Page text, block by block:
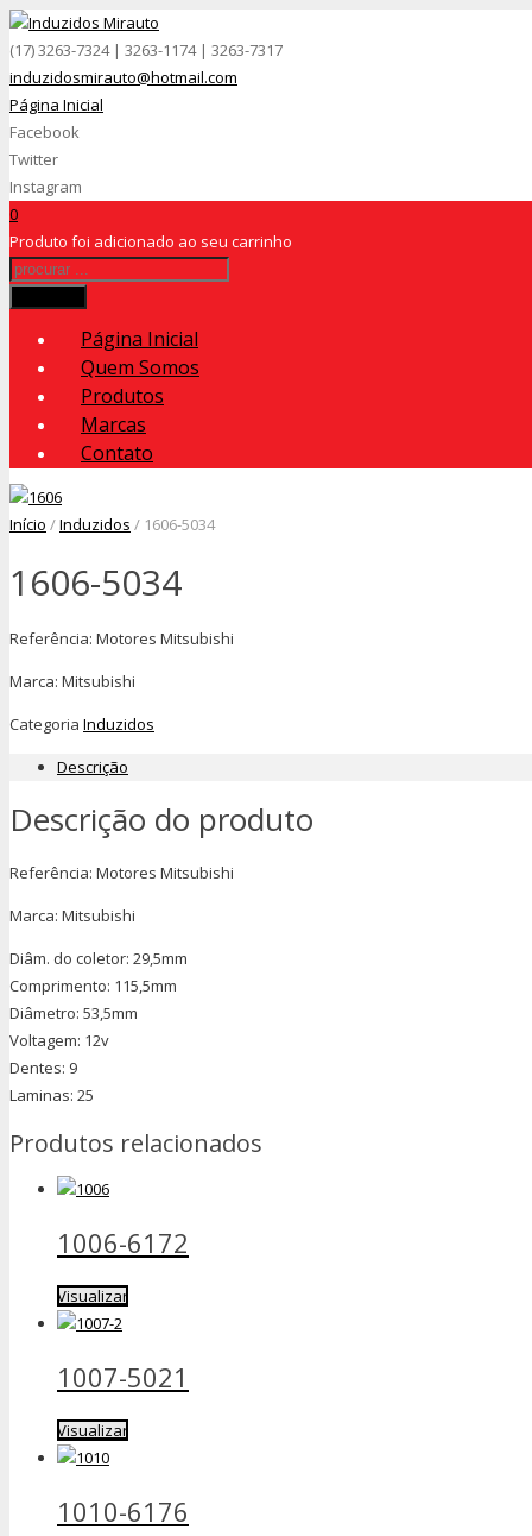
(17) 3263-7324 | 3263-1174 | 3263-7317
induzidosmirauto@hotmail.com
Página Inicial
Facebook
Twitter
Instagram
0
Produto foi adicionado ao seu carrinho
Página Inicial
Quem Somos
Produtos
Marcas
Contato
Início /Induzidos / 1606-5034
1606-5034
Referência: Motores Mitsubishi
Marca: Mitsubishi
Categoria Induzidos
Descrição
Descrição do produto
Referência: Motores Mitsubishi
Marca: Mitsubishi
Diâm. do coletor: 29,5mm
Comprimento: 115,5mm
Diâmetro: 53,5mm
Voltagem: 12v
Dentes: 9
Laminas: 25
Produtos relacionados
1006-6172
Visualizar
1007-5021
Visualizar
1010-6176